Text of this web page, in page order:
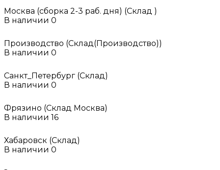
Москва (сборка 2-3 раб. дня) (Склад )
В наличии 0
Производство (Склад(Производство))
В наличии 0
Санкт_Петербург (Склад)
В наличии 0
Фрязино (Склад Москва)
В наличии 16
Хабаровск (Склад)
В наличии 0